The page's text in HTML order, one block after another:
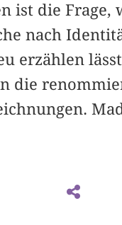
ist die
nach
erzählen
die